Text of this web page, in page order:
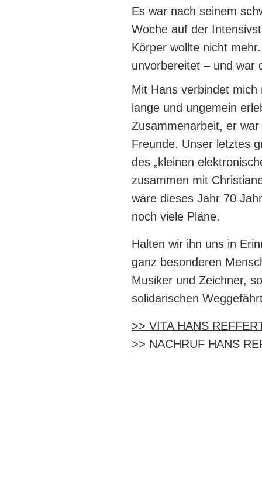
Es war nach seinem
Woche auf der
Körper wollte nicht
unvorbereitet – und war
Mit Hans verbindet
lange und ungemein
Zusammenarbeit, er
Freunde. Unser letztes
des „kleinen
zusammen mit
wäre dieses Jahr 70
noch viele Pläne.
Halten wir ihn uns in
ganz besonderen
Musiker und Zeichner,
solidarischen
>> VITA HANS
>> NACHRUF HANS